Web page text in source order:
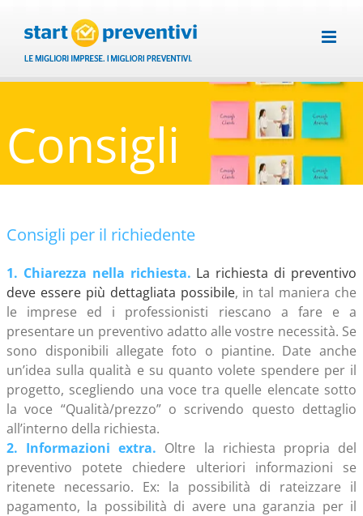
contenuto
Consigli
Consigli per il richiedente
1. Chiarezza nella richiesta. La richiesta di preventivo
deve essere più dettagliata possibile, in tal maniera che
le imprese ed i professionisti riescano a fare e a
presentare un preventivo adatto alle vostre necessità. Se
sono disponibili allegate foto o piantine. Date anche
un’idea sulla qualità e su quanto volete spendere per il
progetto, scegliendo una voce tra quelle elencate sotto
la voce “Qualità/prezzo” o scrivendo questo dettaglio
all’interno della richiesta.
2. Informazioni extra. Oltre la richiesta propria del
preventivo potete chiedere ulteriori informazioni se
ritenete necessario. Ex: la possibilità di rateizzare il
pagamento, la possibilità di avere una garanzia per il